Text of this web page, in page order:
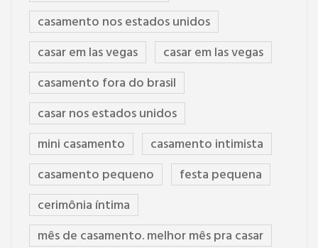
casamento nos estados unidos
casar em las vegas
casar em las vegas
casamento fora do brasil
casar nos estados unidos
mini casamento
casamento intimista
casamento pequeno
festa pequena
cerimônia íntima
mês de casamento. melhor mês pra casar